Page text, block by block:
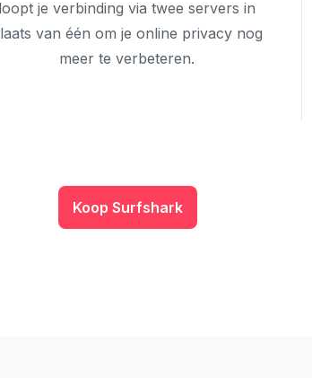
loopt je verbinding via twee servers in
van één om je online privacy nog
meer te verbeteren.
Koop Surfshark